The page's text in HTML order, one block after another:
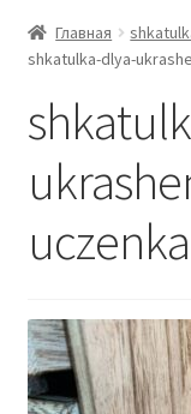
Главная
shkatulka-dlya-
uczenka